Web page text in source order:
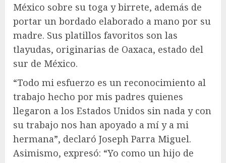
México sobre su toga y birrete, además de
portar un bordado elaborado a mano por su
madre. Sus platillos favoritos son las
tlayudas, originarias de Oaxaca, estado del
sur de México.
“Todo mi esfuerzo es un reconocimiento al
trabajo hecho por mis padres quienes
llegaron a los Estados Unidos sin nada y con
su trabajo nos han apoyado a mí y a mi
hermana”, declaró Joseph Parra Miguel.
Asimismo, expresó: “Yo como un hijo de